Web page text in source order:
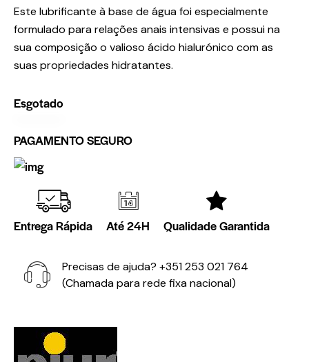
Este lubrificante à base de água foi especialmente
formulado para relações anais intensivas e possui na
sua composição o valioso ácido hialurónico com as
suas propriedades hidratantes.
Esgotado
PAGAMENTO SEGURO
Entrega Rápida Até 24H Qualidade Garantida
Precisas de ajuda? +351 253 021 764
(Chamada para rede fixa nacional)